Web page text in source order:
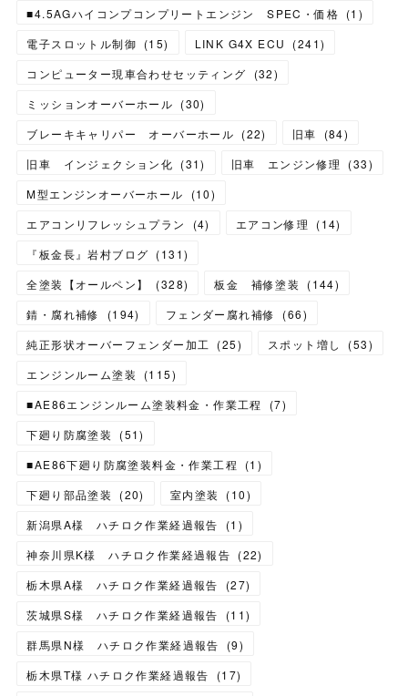
■4.5AGハイコンプコンプリートエンジン SPEC・価格 (1 )
電子スロットル制御 (15) LINK G4X ECU (241)
コンピューター現車合わせセッティング
(32)
ミッションオーバーホール (30)
ブレーキキャリパー オーバーホール (22) 旧車 (84)
旧車 インジェクション化 (31) 旧車 エンジン修理 (33)
M型エンジンオーバーホール
(10)
エアコンリフレッシュプラン
(4) エアコン修理 (14)
『板金長』岩村ブログ (131)
全塗装【オールペン】
(328) 板金 補修塗装 (144)
錆・腐れ補修
(194) フェンダー腐れ補修 (66)
純正形状オーバーフェンダー加工
(25) スポット増し (53)
エンジンルーム塗装
(115)
■AE86エンジンルーム塗装料金・作業工程
(7)
下廻り防腐塗装
(51)
■AE86下廻り防腐塗装料金・作業工程
(1 )
下廻り部品塗装
(20) 室内塗装 (10)
新潟県A様 ハチロク作業経過報告
(1 )
神奈川県K様 ハチロク作業経過報告 (22)
栃木県A様 ハチロク作業経過報告
(27)
茨城県S様 ハチロク作業経過報告
(11)
群馬県N様 ハチロク作業経過報告
(9)
栃木県T様 ハチロク作業経過報告
(17)